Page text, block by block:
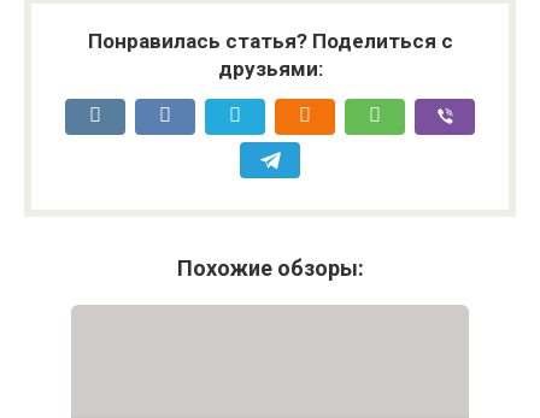
Понравилась статья? Поделиться с
друзьями:
Похожие обзоры: